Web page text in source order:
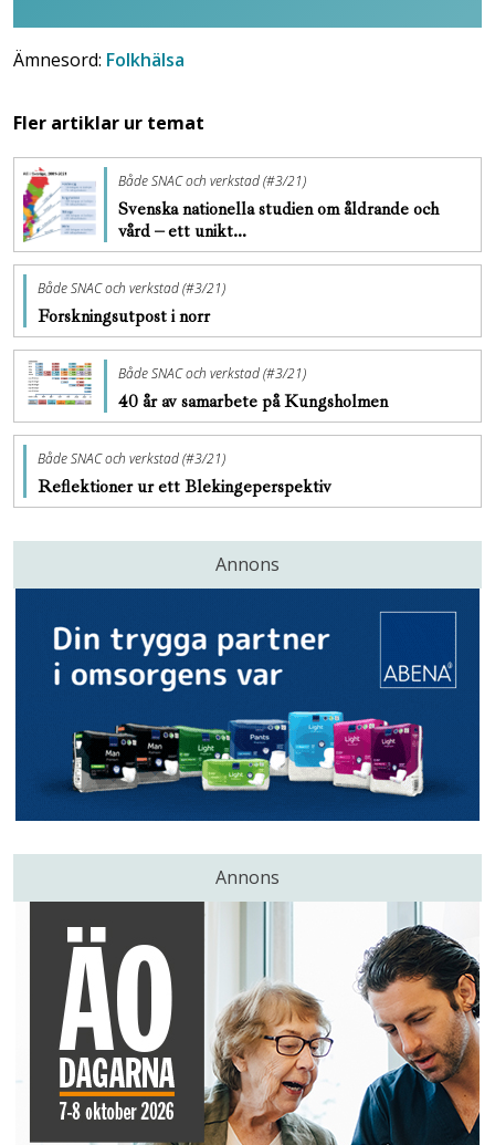
Ämnesord: Folkhälsa
Fler artiklar ur temat
Både SNAC och verkstad (#3/21)
Svenska nationella studien om åldrande och
vård – ett unikt…
Både SNAC och verkstad (#3/21)
Forskningsutpost i norr
Både SNAC och verkstad (#3/21)
40 år av samarbete på Kungsholmen
Både SNAC och verkstad (#3/21)
Reflektioner ur ett Blekingeperspektiv
Annons
Annons